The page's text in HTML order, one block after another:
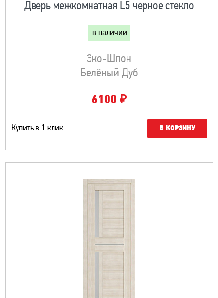
Дверь межкомнатная L5 черное стекло
в наличии
Эко-Шпон
Белёный Дуб
6100 ₽
Купить в 1 клик В КОРЗИНУ